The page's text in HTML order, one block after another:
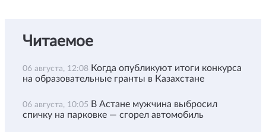
Читаемое
06 августа, 12:08 Когда опубликуют итоги конкурса
на образовательные гранты в Казахстане
06 августа, 10:05 В Астане мужчина выбросил
спичку на парковке — сгорел автомобиль